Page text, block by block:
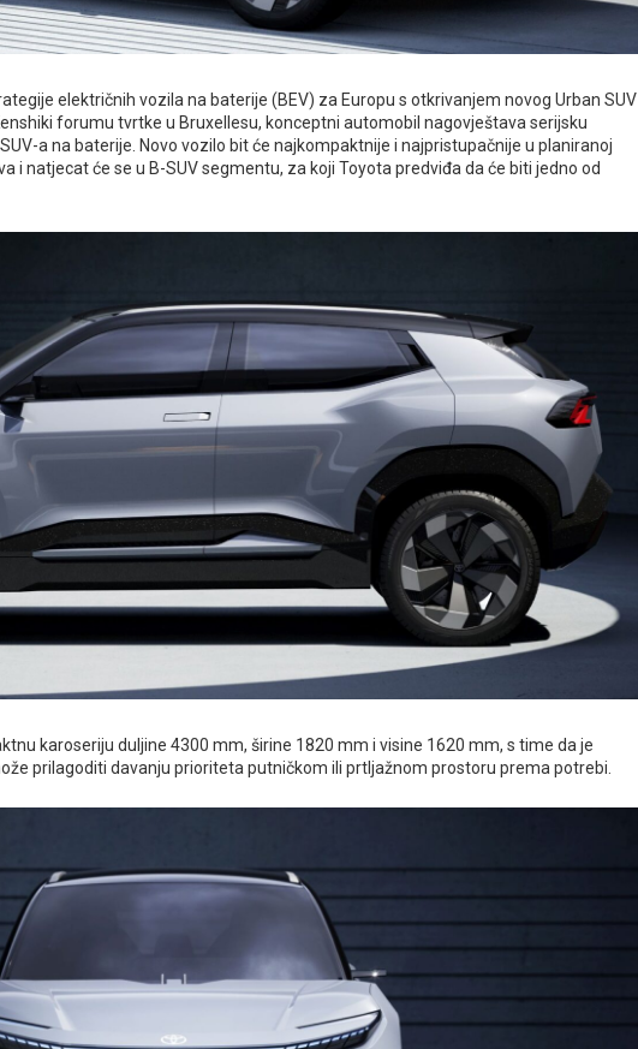
električnih vozila na baterije (BEV) za Europu s otkrivanjem novog Urban SUV
forumu tvrtke u Bruxellesu, konceptni automobil nagovještava serijsku
a na baterije. Novo vozilo bit će najkompaktnije i najpristupačnije u planiranoj
i natjecat će se u B-SUV segmentu, za koji Toyota predviđa da će biti jedno od
karoseriju duljine 4300 mm, širine 1820 mm i visine 1620 mm, s time da je
prilagoditi davanju prioriteta putničkom ili prtljažnom prostoru prema potrebi.